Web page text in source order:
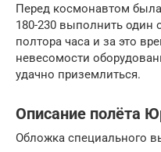
Перед космонавтом
180-230 выполнить один
полтора часа и за это
невесомости
удачно приземлиться.
Описание полёта
Обложка специального